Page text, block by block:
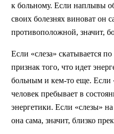
к больному. Если наплывы
своих болезнях виноват он
противоположной, значит,
Если «слеза» скатывается
признак того, что идет
больным и кем-то еще. Если
человек пребывает в
энергетики. Если «слезы»
она сама, значит, близко